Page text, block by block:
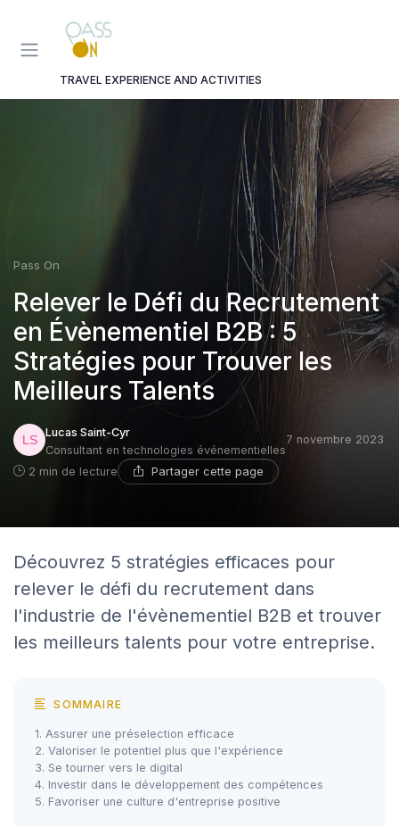
TRAVEL EXPERIENCE AND ACTIVITIES
Pass On
Relever le Défi du Recrutement
en Évènementiel B2B : 5
Stratégies pour Trouver les
Meilleurs Talents
Lucas Saint-Cyr
Consultant en technologies événementielles
7 novembre 2023
2 min de lecture Partager cette page
Découvrez 5 stratégies efficaces pour
relever le défi du recrutement dans
l'industrie de l'évènementiel B2B et trouver
les meilleurs talents pour votre entreprise.
SOMMAIRE
1. Assurer une préselection efficace
2. Valoriser le potentiel plus que l'expérience
3. Se tourner vers le digital
4. Investir dans le développement des compétences
5. Favoriser une culture d'entreprise positive